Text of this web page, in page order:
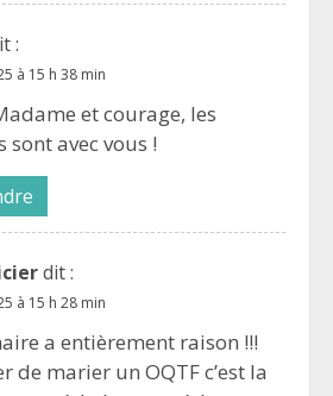
:
à 15 h 38 min
et courage, les
sont avec vous !
dit :
à 15 h 28 min
a entièrement raison !!!
de marier un OQTF c’est la